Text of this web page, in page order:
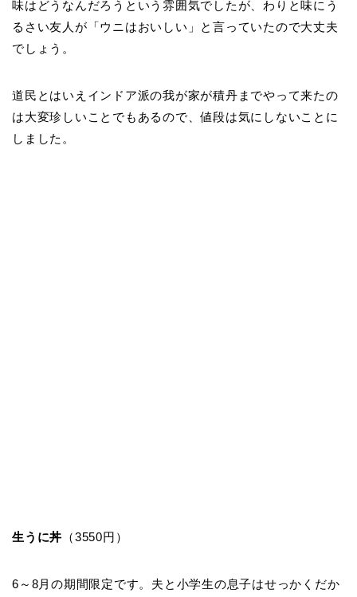
味はどうなんだろうという雰囲気でしたが、わりと味にう
るさい友人が「ウニはおいしい」と言っていたので大丈夫
でしょう。
道民とはいえインドア派の我が家が積丹までやって来たの
は大変珍しいことでもあるので、値段は気にしないことに
しました。
生うに丼 （3550円）
6～8月の期間限定です。夫と小学生の息子はせっかくだか